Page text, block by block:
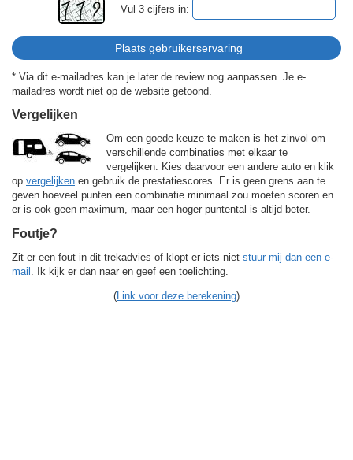
Vul 3 cijfers in:
* Via dit e-mailadres kan je later de review nog aanpassen. Je e-
mailadres wordt niet op de website getoond.
Vergelijken
Om een goede keuze te maken is het zinvol om
verschillende combinaties met elkaar te
vergelijken. Kies daarvoor een andere auto en klik
op vergelijken en gebruik de prestatiescores. Er is geen grens aan te
geven hoeveel punten een combinatie minimaal zou moeten scoren en
er is ook geen maximum, maar een hoger puntental is altijd beter.
Foutje?
Zit er een fout in dit trekadvies of klopt er iets niet stuur mij dan een e-
mail
. Ik kijk er dan naar en geef een toelichting.
( Link voor deze berekening)